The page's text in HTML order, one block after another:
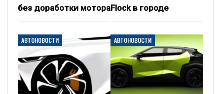
без доработки мотораFlock в городе
АВТОНОВОСТИ АВТОНОВОСТИ